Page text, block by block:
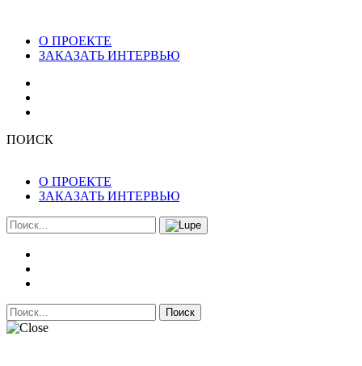
О ПРОЕКТЕ
ЗАКАЗАТЬ ИНТЕРВЬЮ
ПОИСК
О ПРОЕКТЕ
ЗАКАЗАТЬ ИНТЕРВЬЮ
Поиск